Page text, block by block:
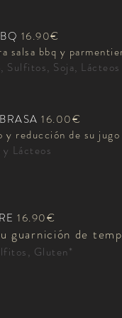
16.90€
salsa bbq y
Sulfitos, Soja, Lácteos
16.00€
y reducción de su
Lácteos
16.90€
guarnición de
Gluten*